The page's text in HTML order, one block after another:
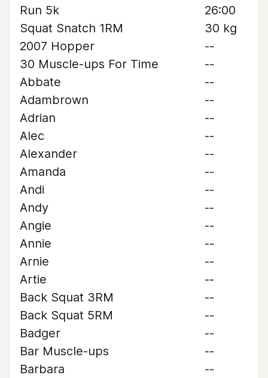
Run 5k
26:00
Squat Snatch 1RM
30 kg
2007 Hopper
--
30 Muscle-ups For Time
--
Abbate
--
Adambrown
--
Adrian
--
Alec
--
Alexander
--
Amanda
--
Andi
--
Andy
--
Angie
--
Annie
--
Arnie
--
Artie
--
Back Squat 3RM
--
Back Squat 5RM
--
Badger
--
Bar Muscle-ups
--
Barbara
--